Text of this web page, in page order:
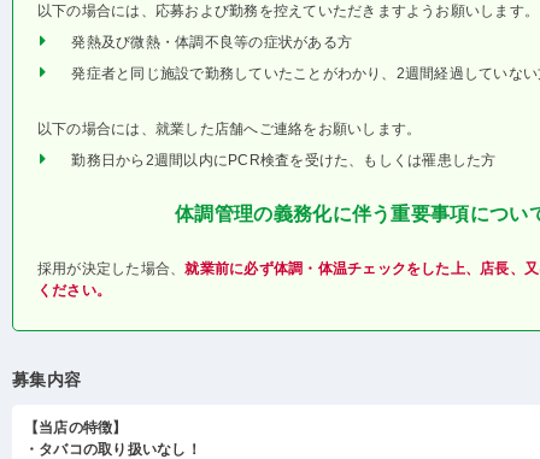
以下の場合には、応募および勤務を控えていただきますようお願いします。
発熱及び微熱・体調不良等の症状がある方
発症者と同じ施設で勤務していたことがわかり、2週間経過していな
以下の場合には、就業した店舗へご連絡をお願いします。
勤務日から2週間以内にPCR検査を受けた、もしくは罹患した方
体調管理の義務化に伴う重要事項につい
採用が決定した場合、就業前に必ず体調・体温チェックをした上、店長、
ください。
募集内容
【当店の特徴】
・タバコの取り扱いなし！